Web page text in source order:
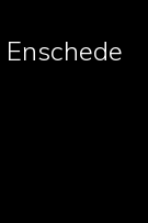
Enschede